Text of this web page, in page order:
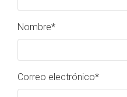
Nombre*
Correo electrónico*